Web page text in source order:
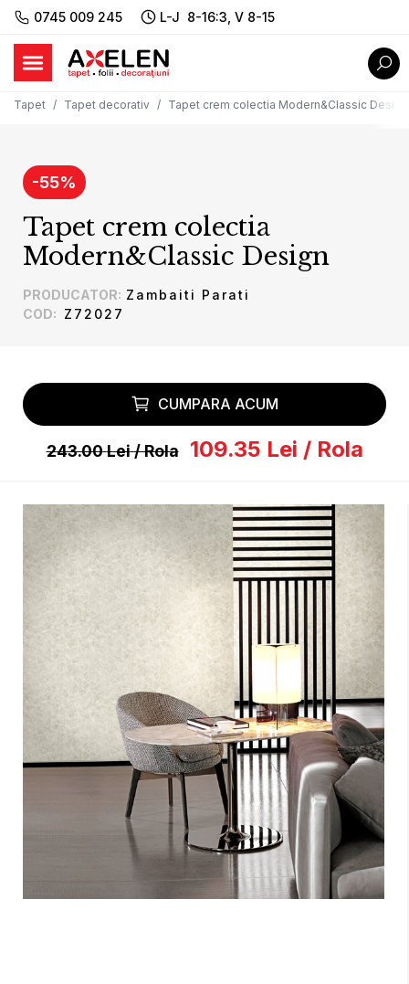
0745 009 245 L-J 8-16:3, V 8-15
Tapet Tapet decorativ Tapet crem colectia Modern&Classic Design
CUMPARA ACUM
243.00Lei/ Rola 109.35 Lei / Rola
Tapet crem colectia
Modern&Classic Design
-55%
PRODUCATOR: Zambaiti Parati
COD: Z72027